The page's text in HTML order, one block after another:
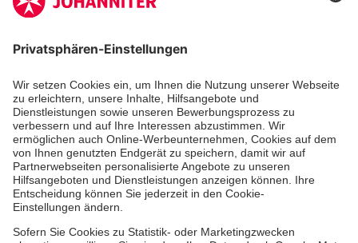
Zertifizierung der Johanniter-Unfall-Hilfe e.V.
Die Johanniter GmbH führt das Spendenzertifikat
des Deutschen Spendenrats e.V.